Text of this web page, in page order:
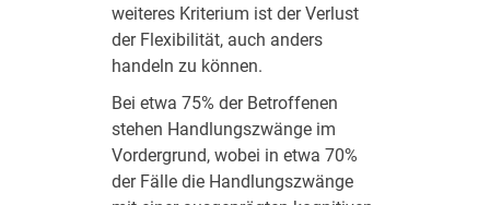
weiteres Kriterium ist der Verlust
der Flexibilität, auch anders
handeln zu können.
Bei etwa 75% der Betroffenen
stehen Handlungszwänge im
Vordergrund, wobei in etwa 70%
der Fälle die Handlungszwänge